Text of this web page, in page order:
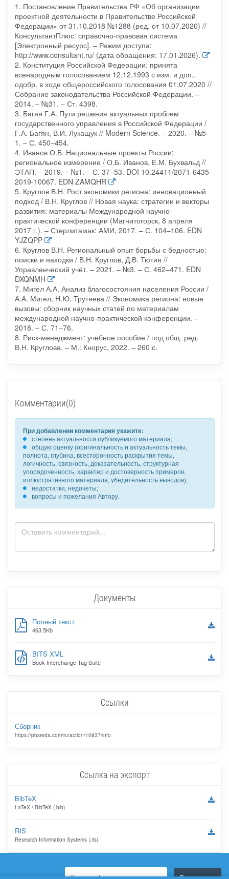
1. Постановление Правительства РФ «Об организации
проектной деятельности в Правительстве Российской
Федерации» от 31.10.2018 №1288 (ред. от 10.07.2020) //
КонсультантПлюс: справочно-правовая система
[Электронный ресурс]. – Режим доступа:
http://www.consultant.ru/ (дата обращения: 17.01.2026).
2. Конституция Российской Федерации: принята
всенародным голосованием 12.12.1993 с изм. и доп.,
одобр. в ходе общероссийского голосования 01.07.2020 //
Собрание законодательства Российской Федерации. –
2014. – №31. – Ст. 4398.
3. Багян Г.А. Пути решения актуальных проблем
государственного управления в Российской Федерации /
Г.А. Багян, В.И. Лукащук // Modern Science. – 2020. – №5-
1. – С. 450–454.
4. Иванов О.Б. Национальные проекты России:
региональное измерение / О.Б. Иванов, Е.М. Бухвальд //
ЭТАП. – 2019. – №1. – С. 37–53. DOI 10.24411/2071-6435-
2019-10067. EDN ZAMQHR
5. Круглов В.Н. Рост экономики региона: инновационный
подход / В.Н. Круглов // Новая наука: стратегии и векторы
развития: материалы Международной научно-
практической конференции (Магнитогорск, 8 апреля
2017 г.). – Стерлитамак: АМИ, 2017. – С. 104–106. EDN
YJZQPP
6. Круглов В.Н. Региональный опыт борьбы с бедностью:
поиски и находки / В.Н. Круглов, Д.В. Тютин //
Управленческий учёт. – 2021. – №3. – С. 462–471. EDN
DXQNMH
7. Мигел А.А. Анализ благосостояния населения России /
А.А. Мигел, Н.Ю. Трутнева // Экономика региона: новые
вызовы: сборник научных статей по материалам
международной научно-практической конференции. –
2018. – С. 71–76.
8. Риск-менеджмент: учебное пособие / под общ. ред.
В.Н. Круглова. – М.: Кнорус, 2022. – 260 с.
Комментарии(0)
При добавлении комментария укажите:
степень актуальности публикуемого материала;
общую оценку (оригинальность и актуальность темы,
полнота, глубина, всесторонность раскрытия темы,
логичность, связность, доказательность, структурная
упорядоченность, характер и достоверность примеров,
иллюстративного материала, убедительность выводов);
недостатки, недочеты;
вопросы и пожелания Автору.
Документы
Полный текст
463.5Kb
BITS XML
Book Interchange Tag Suite
Ссылки
Сборник
https://phsreda.com/ru/action/10837/info
Ссылка на экспорт
BibTeX
LaTeX / BibTeX (.bib)
RIS
Research Information Systems (.ris)